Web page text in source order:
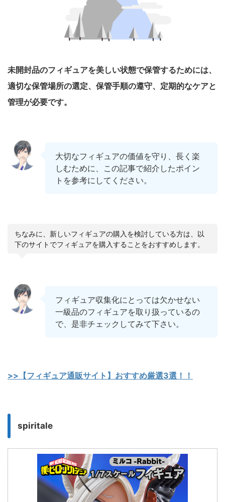
未開封品のフィギュアを美しい状態で保管するためには、
適切な保管場所の選定、保管手順の遵守、定期的なケアと
管理が必要です。
大切なフィギュアの価値を守り、長く楽
しむために、この記事で紹介したポイン
トを参考にしてください。
ちなみに、新しいフィギュアの購入を検討している方は、以
下のサイトでフィギュアを購入することをおすすめします。
フィギュア収集化にとっては欠かせない
一級品のフィギュアを取り扱っているの
で、是非チェックしてみて下さい。
>>【フィギュア通販サイト】おすすめ厳選3選！！
spiritale